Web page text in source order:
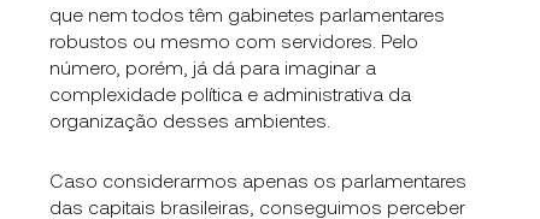
que nem todos têm gabinetes parlamentares
robustos ou mesmo com servidores. Pelo
número, porém, já dá para imaginar a
complexidade política e administrativa da
organização desses ambientes.
Caso considerarmos apenas os parlamentares
das capitais brasileiras, conseguimos perceber